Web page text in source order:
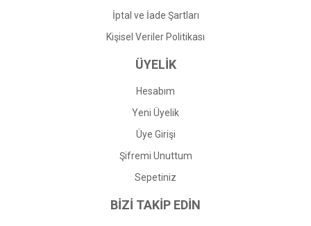
İptal ve İade Şartları
Kişisel Veriler Politikası
ÜYELİK
Hesabım
Yeni Üyelik
Üye Girişi
Şifremi Unuttum
Sepetiniz
BİZİ TAKİP EDİN